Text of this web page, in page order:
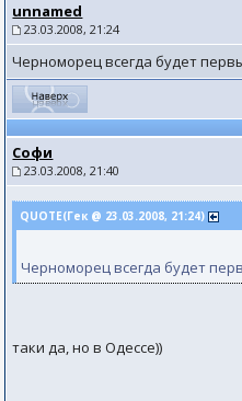
unnamed
23.03.2008, 21:24
Черноморец всегда будет
Софи
23.03.2008, 21:40
QUOTE(Гек @ 23.03.2008, 21:24)
Черноморец всегда будет
таки да, но в Одессе))